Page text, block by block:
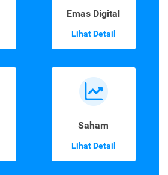
Emas Digital
Lihat Detail
Saham
Lihat Detail